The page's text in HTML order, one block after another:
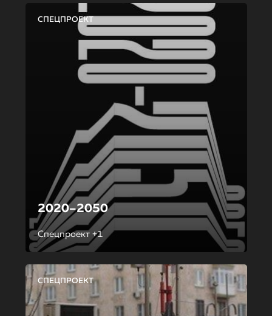
СПЕЦПРОЕКТ
2020–2050
Спецпроект +1
СПЕЦПРОЕКТ